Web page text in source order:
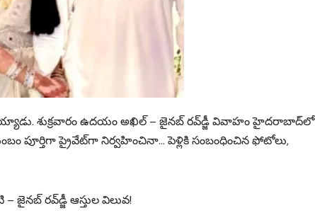
శుక్రవారం ఉదయం అఖిల్ – జైనబ్ రవ్‌డ్జీ వివాహం హైదరాబాద్‌లో
పూర్తిగా ప్రైవేట్‌గా నిర్వహించినా… పెళ్లికి సంబంధించిన ఫోటోలు,
రవ్‌డ్జీ ఆస్తుల విలువ!